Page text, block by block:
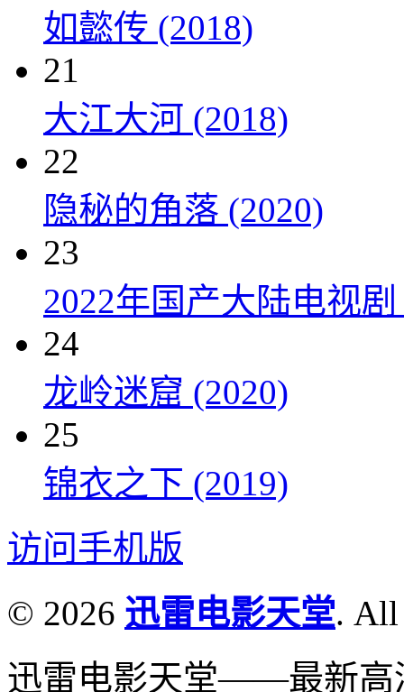
如懿传 (2018)
21
大江大河 (2018)
22
隐秘的角落 (2020)
23
2022年国产大陆电视
24
龙岭迷窟 (2020)
25
锦衣之下 (2019)
访问手机版
© 2026 迅雷电影天堂. All
迅雷电影天堂——最新高